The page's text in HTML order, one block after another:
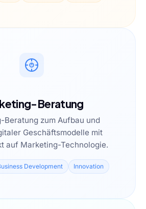
Beratung
Beratung zum Aufbau und
Geschäftsmodelle mit
auf Marketing-Technologie.
Development Innovation